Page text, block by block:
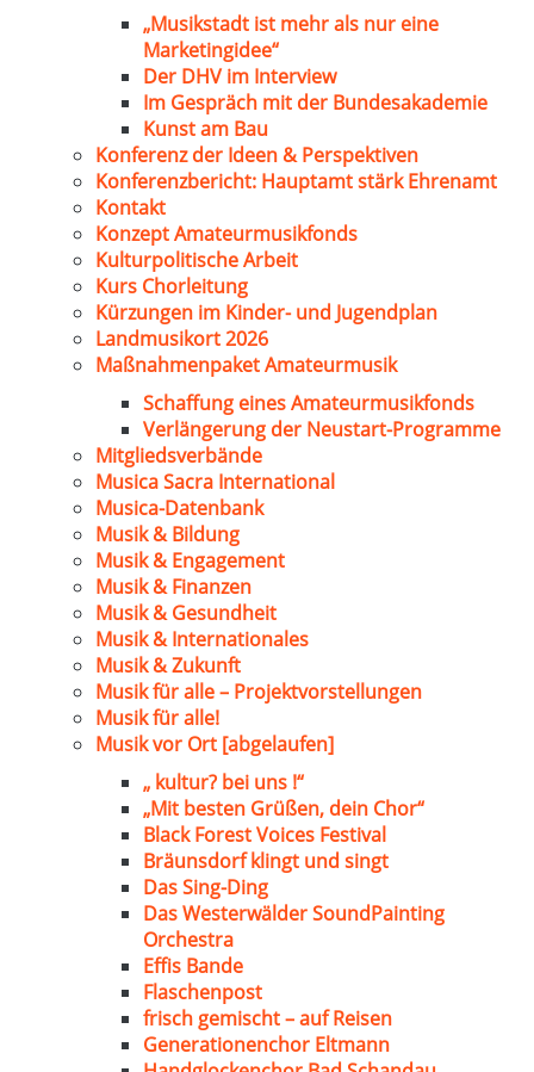
„Musikstadt ist mehr als nur eine
Marketingidee“
Der DHV im Interview
Im Gespräch mit der Bundesakademie
Kunst am Bau
Konferenz der Ideen & Perspektiven
Konferenzbericht: Hauptamt stärk Ehrenamt
Kontakt
Konzept Amateurmusikfonds
Kulturpolitische Arbeit
Kurs Chorleitung
Kürzungen im Kinder- und Jugendplan
Landmusikort 2026
Maßnahmenpaket Amateurmusik
Schaffung eines Amateurmusikfonds
Verlängerung der Neustart-Programme
Mitgliedsverbände
Musica Sacra International
Musica-Datenbank
Musik & Bildung
Musik & Engagement
Musik & Finanzen
Musik & Gesundheit
Musik & Internationales
Musik & Zukunft
Musik für alle – Projektvorstellungen
Musik für alle!
Musik vor Ort [abgelaufen]
„ kultur? bei uns !“
„Mit besten Grüßen, dein Chor“
Black Forest Voices Festival
Bräunsdorf klingt und singt
Das Sing-Ding
Das Westerwälder SoundPainting
Orchestra
Effis Bande
Flaschenpost
frisch gemischt – auf Reisen
Generationenchor Eltmann